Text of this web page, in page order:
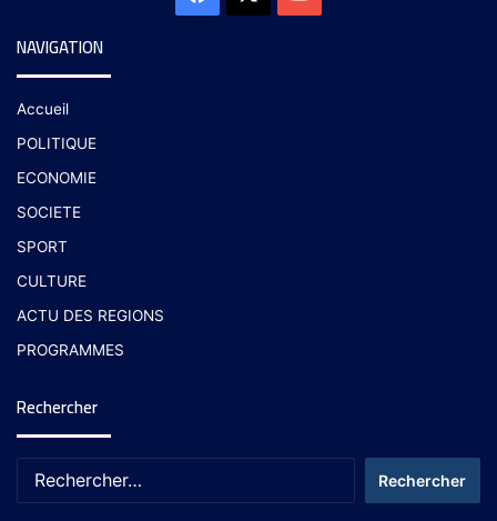
NAVIGATION
Accueil
POLITIQUE
ECONOMIE
SOCIETE
SPORT
CULTURE
ACTU DES REGIONS
PROGRAMMES
Rechercher